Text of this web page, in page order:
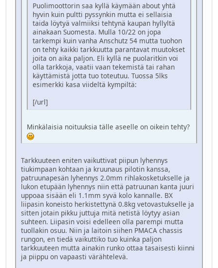
Puolimoottorin saa kyllä käymään about yhtä
hyvin kuin pultti pyssynkin mutta ei sellaisia
taida löytyä valmiiksi tehtynä kaupan hyllyltä
ainakaan Suomesta. Mulla 10/22 on jopa
tarkempi kuin vanha Anschutz 54 mutta tuohon
on tehty kaikki tarkkuutta parantavat muutokset
joita on aika paljon. Eli kyllä ne puolaritkin voi
olla tarkkoja, vaatii vaan tekemistä tai rahan
käyttämistä jotta tuo toteutuu. Tuossa 5lks
esimerkki kasa viideltä kympiltä:
[/url]
Minkälaisia noituuksia tälle aseelle on oikein tehty?
Tarkkuuteen eniten vaikuttivat piipun lyhennys
tiukimpaan kohtaan ja kruunaus pilotin kanssa,
patruunapesän lyhennys 2.0mm rihlakosketukselle ja
lukon etupään lyhennys niin että patruunan kanta juuri
uppoaa sisään eli 1.1mm syvä kolo kannalle. BX
liipasin koneisto herkistettynä 0.8kg vetovastukselle ja
sitten jotain pikku juttuja mitä netistä löytyy asian
suhteen. Liipasin voisi edelleen olla parempi mutta
tuollakin osuu. Niin ja laitoin siihen PMACA chassis
rungon, en tiedä vaikuttiko tuo kuinka paljon
tarkkuuteen mutta ainakin runko ottaa tasaisesti kiinni
ja piippu on vapaasti värähtelevä.